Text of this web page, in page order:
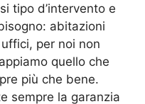
tipo d’intervento e
abitazioni
per noi non
quello che
più che bene.
sempre la garanzia